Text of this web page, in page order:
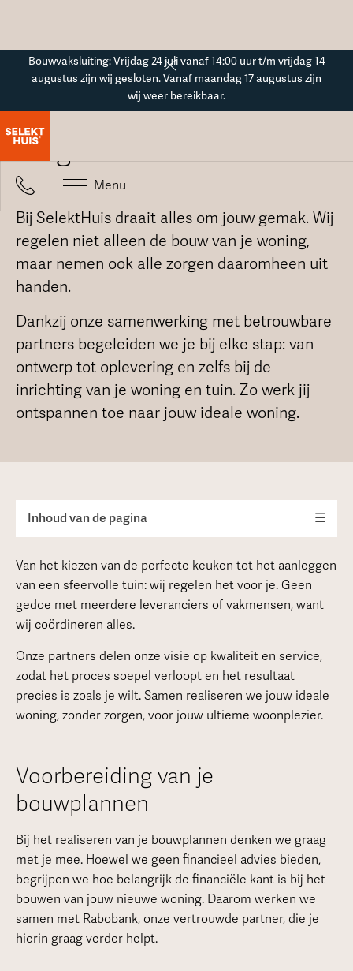
Bouwvaksluiting: Vrijdag 24 juli vanaf 14:00 uur t/m vrijdag 14
augustus zijn wij gesloten. Vanaf maandag 17 augustus zijn
wij weer bereikbaar.
Menu
Zorgeloos bouwen
Bij SelektHuis draait alles om jouw gemak. Wij
regelen niet alleen de bouw van je woning,
maar nemen ook alle zorgen daaromheen uit
handen.
Dankzij onze samenwerking met betrouwbare
partners begeleiden we je bij elke stap: van
ontwerp tot oplevering en zelfs bij de
inrichting van je woning en tuin. Zo werk jij
ontspannen toe naar jouw ideale woning.
Inhoud van de pagina ☰
Van het kiezen van de perfecte keuken tot het aanleggen
van een sfeervolle tuin: wij regelen het voor je. Geen
gedoe met meerdere leveranciers of vakmensen, want
wij coördineren alles.
Onze partners delen onze visie op kwaliteit en service,
zodat het proces soepel verloopt en het resultaat
precies is zoals je wilt. Samen realiseren we jouw ideale
woning, zonder zorgen, voor jouw ultieme woonplezier.
Voorbereiding van je
bouwplannen
Bij het realiseren van je bouwplannen denken we graag
met je mee. Hoewel we geen financieel advies bieden,
begrijpen we hoe belangrijk de financiële kant is bij het
bouwen van jouw nieuwe woning. Daarom werken we
samen met Rabobank, onze vertrouwde partner, die je
hierin graag verder helpt.